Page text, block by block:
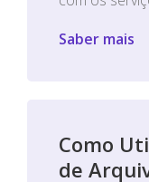
Saber mais
Como
de